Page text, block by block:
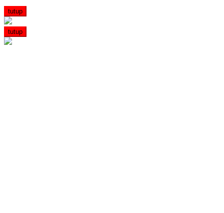
tutup
tutup